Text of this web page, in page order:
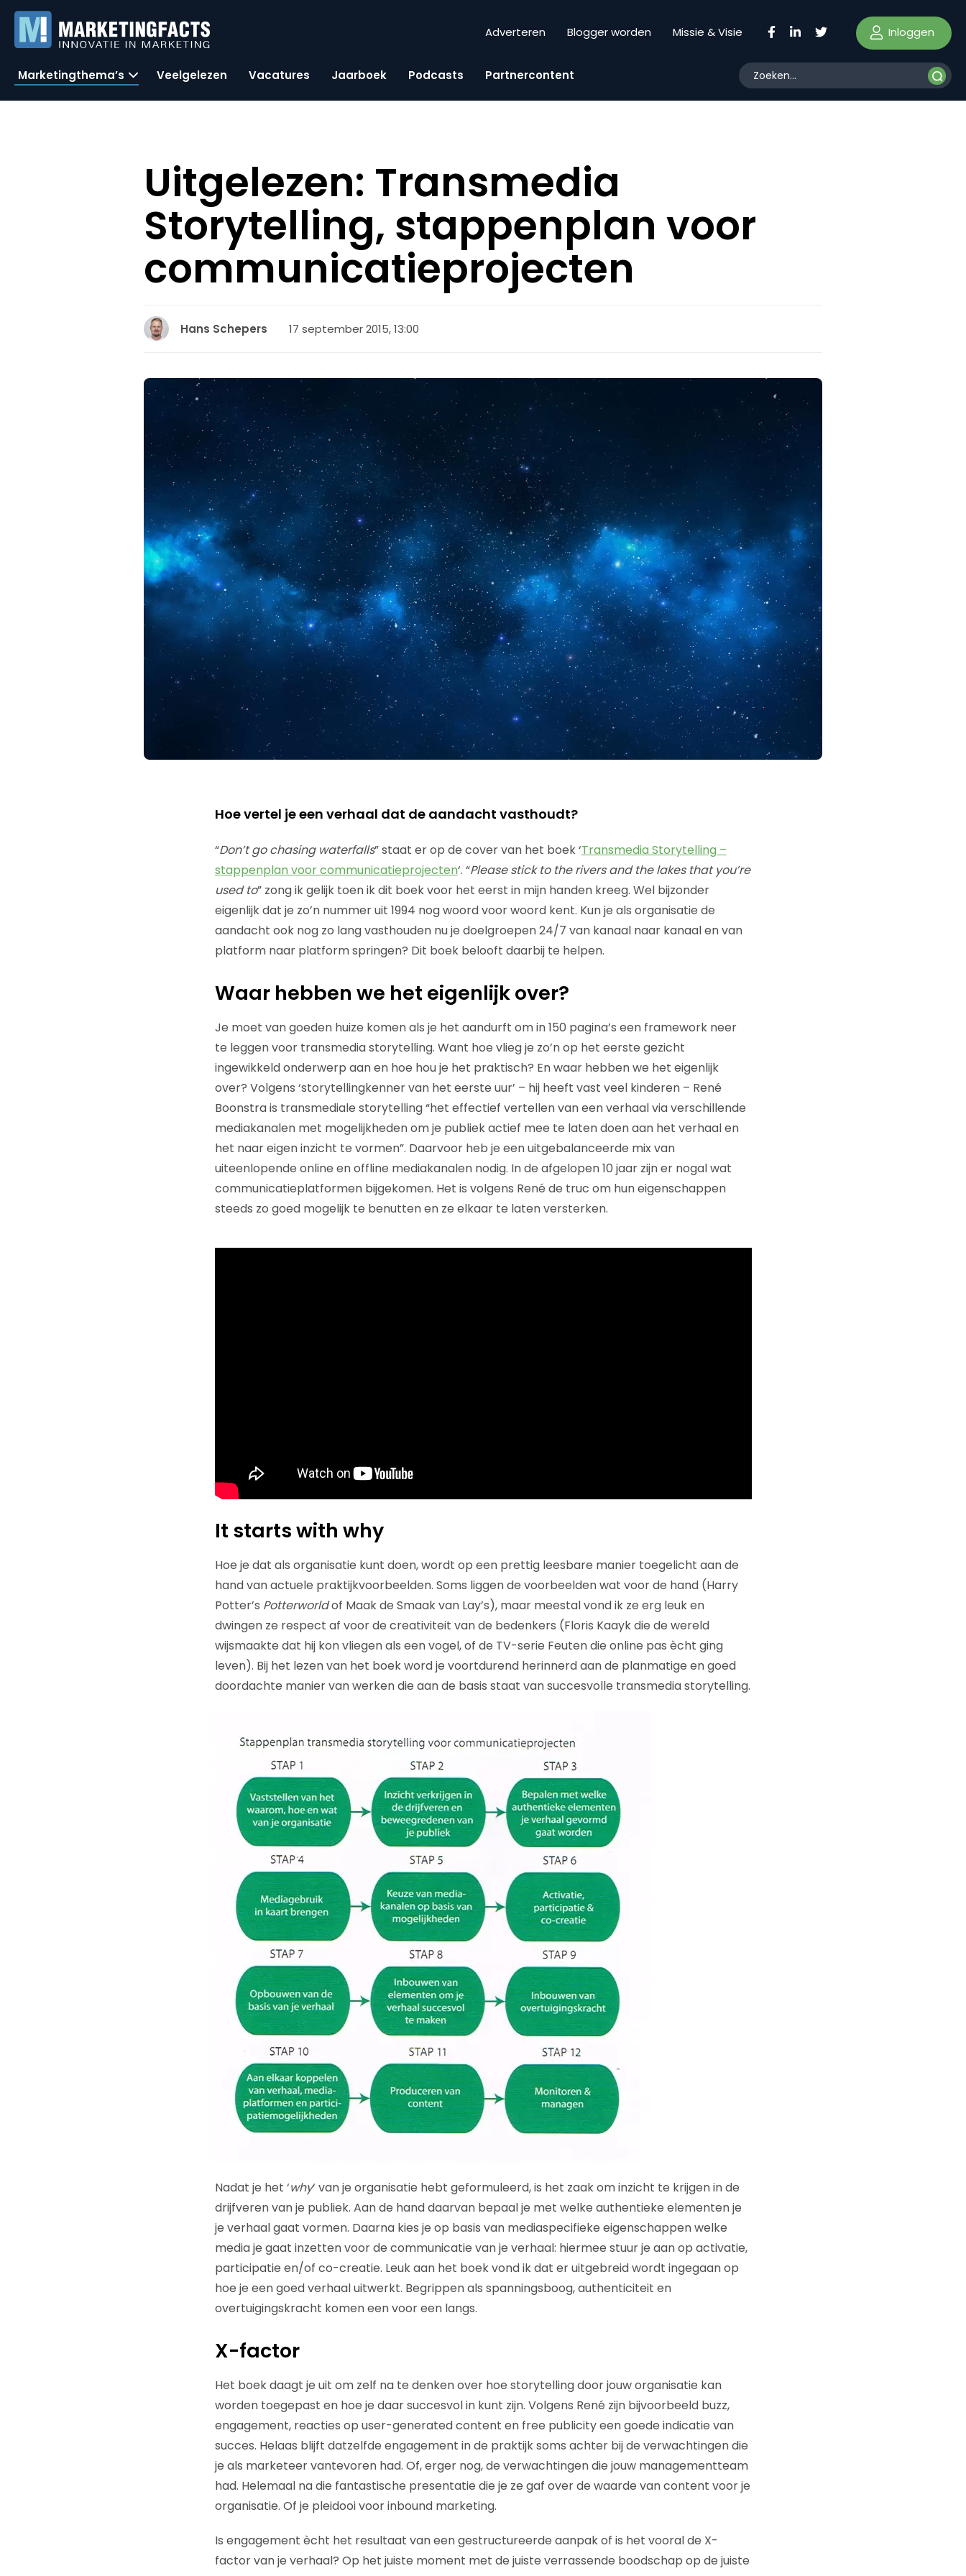
Adverteren Blogger worden Missie & Visie Inloggen
Marketingthema’s Veelgelezen Vacatures Jaarboek Podcasts Partnercontent
Uitgelezen: Transmedia
Storytelling, stappenplan voor
communicatieprojecten
Hans Schepers 17 september 2015, 13:00
Hoe vertel je een verhaal dat de aandacht vasthoudt?
“Don’t go chasing waterfalls” staat er op de cover van het boek ‘Transmedia Storytelling –
stappenplan voor communicatieprojecten‘. “Please stick to the rivers and the lakes that you’re
used to” zong ik gelijk toen ik dit boek voor het eerst in mijn handen kreeg. Wel bijzonder
eigenlijk dat je zo’n nummer uit 1994 nog woord voor woord kent. Kun je als organisatie de
aandacht ook nog zo lang vasthouden nu je doelgroepen 24/7 van kanaal naar kanaal en van
platform naar platform springen? Dit boek belooft daarbij te helpen.
Waar hebben we het eigenlijk over?
Je moet van goeden huize komen als je het aandurft om in 150 pagina’s een framework neer
te leggen voor transmedia storytelling. Want hoe vlieg je zo’n op het eerste gezicht
ingewikkeld onderwerp aan en hoe hou je het praktisch? En waar hebben we het eigenlijk
over? Volgens ‘storytellingkenner van het eerste uur’ – hij heeft vast veel kinderen – René
Boonstra is transmediale storytelling “het effectief vertellen van een verhaal via verschillende
mediakanalen met mogelijkheden om je publiek actief mee te laten doen aan het verhaal en
het naar eigen inzicht te vormen”. Daarvoor heb je een uitgebalanceerde mix van
uiteenlopende online en offline mediakanalen nodig. In de afgelopen 10 jaar zijn er nogal wat
communicatieplatformen bijgekomen. Het is volgens René de truc om hun eigenschappen
steeds zo goed mogelijk te benutten en ze elkaar te laten versterken.
It starts with why
Hoe je dat als organisatie kunt doen, wordt op een prettig leesbare manier toegelicht aan de
hand van actuele praktijkvoorbeelden. Soms liggen de voorbeelden wat voor de hand (Harry
Potter’s Potterworldof Maak de Smaak van Lay’s), maar meestal vond ik ze erg leuk en
dwingen ze respect af voor de creativiteit van de bedenkers (Floris Kaayk die de wereld
wijsmaakte dat hij kon vliegen als een vogel, of de TV-serie Feuten die online pas ècht ging
leven). Bij het lezen van het boek word je voortdurend herinnerd aan de planmatige en goed
doordachte manier van werken die aan de basis staat van succesvolle transmedia storytelling.
Nadat je het ‘why‘ van je organisatie hebt geformuleerd, is het zaak om inzicht te krijgen in de
drijfveren van je publiek. Aan de hand daarvan bepaal je met welke authentieke elementen je
je verhaal gaat vormen. Daarna kies je op basis van mediaspecifieke eigenschappen welke
media je gaat inzetten voor de communicatie van je verhaal: hiermee stuur je aan op activatie,
participatie en/of co-creatie. Leuk aan het boek vond ik dat er uitgebreid wordt ingegaan op
hoe je een goed verhaal uitwerkt. Begrippen als spanningsboog, authenticiteit en
overtuigingskracht komen een voor een langs.
X-factor
Het boek daagt je uit om zelf na te denken over hoe storytelling door jouw organisatie kan
worden toegepast en hoe je daar succesvol in kunt zijn. Volgens René zijn bijvoorbeeld buzz,
engagement, reacties op user-generated content en free publicity een goede indicatie van
succes. Helaas blijft datzelfde engagement in de praktijk soms achter bij de verwachtingen die
je als marketeer vantevoren had. Of, erger nog, de verwachtingen die jouw managementteam
had. Helemaal na die fantastische presentatie die je ze gaf over de waarde van content voor je
organisatie. Of je pleidooi voor inbound marketing.
Is engagement ècht het resultaat van een gestructureerde aanpak of is het vooral de X-
factor van je verhaal? Op het juiste moment met de juiste verrassende boodschap op de juiste